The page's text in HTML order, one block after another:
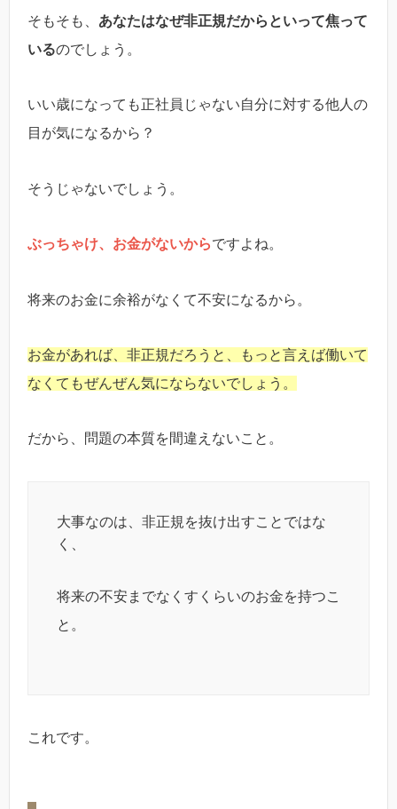
そもそも、 あなたはなぜ非正規だからといって焦って
いるのでしょう。
いい歳になっても正社員じゃない自分に対する他人の
目が気になるから？
そうじゃないでしょう。
ぶっちゃけ、お金がないからですよね。
将来のお金に余裕がなくて不安になるから。
お金があれば、非正規だろうと、もっと言えば働いて
なくてもぜんぜん気にならないでしょう。
だから、問題の本質を間違えないこと。
大事なのは、非正規を抜け出すことではな
く、
将来の不安までなくすくらいのお金を持つこ
と。
これです。